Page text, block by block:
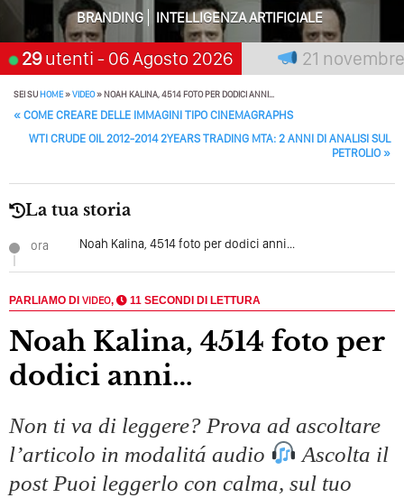
Solo Rumore…
Perché Non Guadagni Sui Social Media? Probabilmente
Tutto Peggiorerà
Quali Sono Gli Errori Della Comunicazione Politica? Il
Come Promuoversi Nel Wedding? Il Mio Intervento Per
L’Accademia Del Wedding
BRANDING
INTELLIGENZA ARTIFICIALE
29utenti - 06 Agosto 2026
chi aspetta, scegli: 21 novembre
SEI SUHOME»VIDEO»NOAH KALINA, 4514 FOTO PER DODICI ANNI…
POST NAVIGATION
« COME CREARE DELLE IMMAGINI TIPO CINEMAGRAPHS
WTI CRUDE OIL 2012-2014 2YEARS TRADING MTA: 2 ANNI DI ANALISI SUL
PETROLIO »
La tua storia
ora Noah Kalina, 4514 foto per dodici anni...
PARLIAMO DI VIDEO, 11 SECONDI DI LETTURA
Noah Kalina, 4514 foto per
dodici anni…
Non ti va di leggere? Prova ad ascoltare
l’articolo in modalitá audio
Ascolta il
post Puoi leggerlo con calma, sul tuo